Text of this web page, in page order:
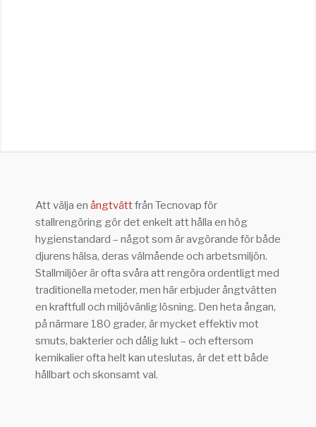
Att välja en ångtvättfrån Tecnovap för
stallrengöring gör det enkelt att hålla en hög
hygienstandard – något som är avgörande för både
djurens hälsa, deras välmående och arbetsmiljön.
Stallmiljöer är ofta svåra att rengöra ordentligt med
traditionella metoder, men här erbjuder ångtvätten
en kraftfull och miljövänlig lösning. Den heta ångan,
på närmare 180 grader, är mycket effektiv mot
smuts, bakterier och dålig lukt – och eftersom
kemikalier ofta helt kan uteslutas, är det ett både
hållbart och skonsamt val.